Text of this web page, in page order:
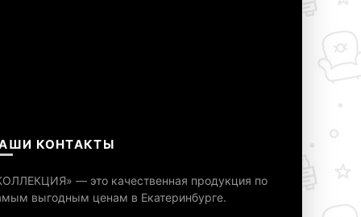
КОНТАКТЫ
— это качественная продукция по
выгодным ценам в Екатеринбурге.